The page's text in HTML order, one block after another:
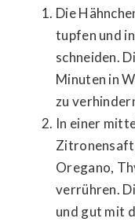
Die
tupfen und
schneiden.
Minuten in
zu
In einer
Oregano,
verrühren.
und gut mit